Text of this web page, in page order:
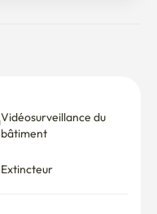
Vidéosurveillance du
bâtiment
Extincteur